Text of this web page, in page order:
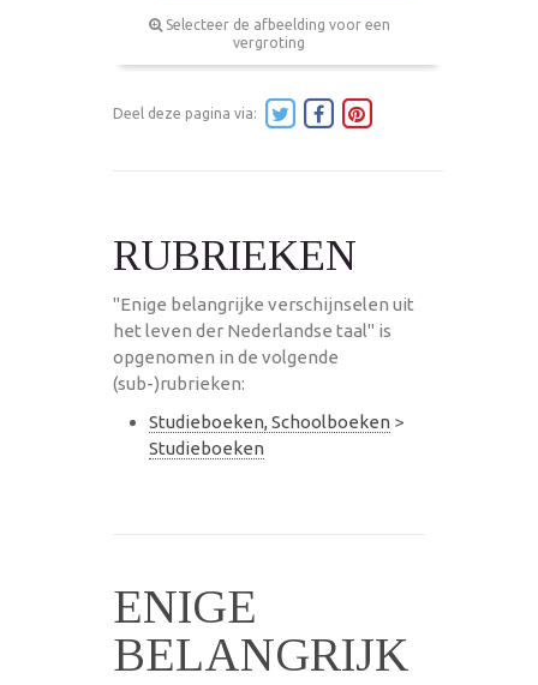
Selecteer de afbeelding voor een
vergroting
Deel deze pagina via:
RUBRIEKEN
"Enige belangrijke verschijnselen uit
het leven der Nederlandse taal" is
opgenomen in de volgende
(sub-)rubrieken:
Studieboeken, Schoolboeken >
Studieboeken
ENIGE
BELANGRIJK